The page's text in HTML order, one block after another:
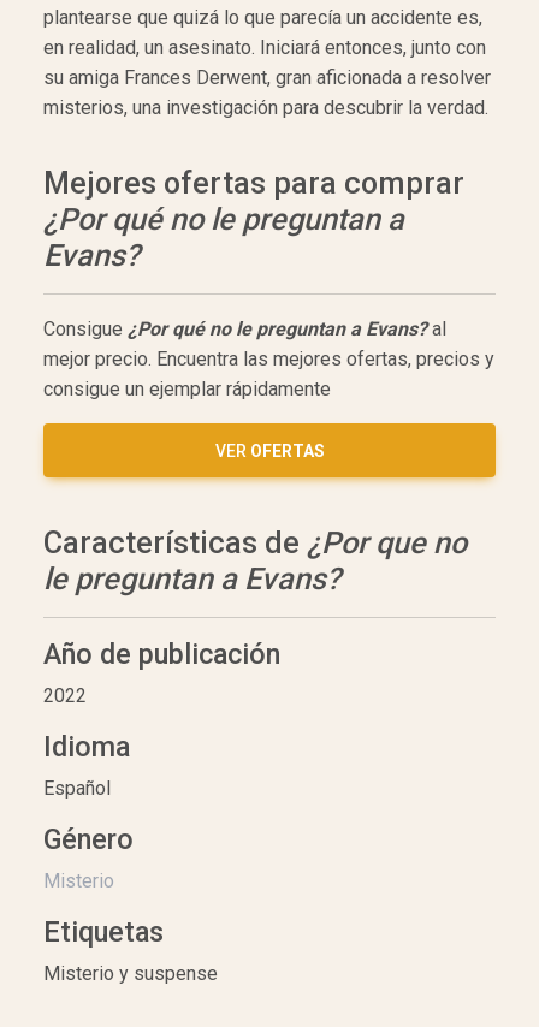
plantearse que quizá lo que parecía un accidente es,
en realidad, un asesinato. Iniciará entonces, junto con
su amiga Frances Derwent, gran aficionada a resolver
misterios, una investigación para descubrir la verdad.
Mejores ofertas para comprar
¿Por qué no le preguntan a
Evans?
Consigue ¿Por qué no le preguntan a Evans?al
mejor precio. Encuentra las mejores ofertas, precios y
consigue un ejemplar rápidamente
VER OFERTAS
Características de ¿Por que no
le preguntan a Evans?
Año de publicación
2022
Idioma
Español
Género
Misterio
Etiquetas
Misterio y suspense